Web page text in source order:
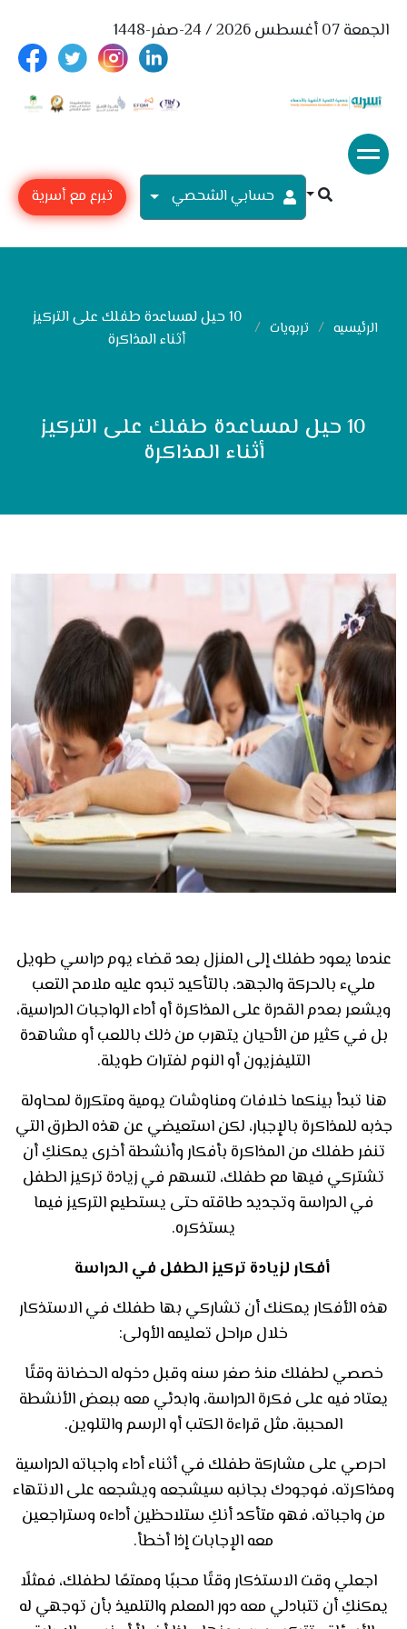
الجمعة 07 أغسطس 2026 / 24-صفر-1448
حسابي الشحصي تبرع مع أسرية
الرئيسيه تربويات
10 حيل لمساعدة طفلك على التركيز
أثناء المذاكرة
10 حيل لمساعدة طفلك على التركيز
أثناء المذاكرة
عندما يعود طفلك إلى المنزل بعد قضاء يوم دراسي طويل
مليء بالحركة والجهد، بالتأكيد تبدو عليه ملامح التعب
ويشعر بعدم القدرة على المذاكرة أو أداء الواجبات الدراسية،
بل في كثير من الأحيان يتهرب من ذلك باللعب أو مشاهدة
التليفزيون أو النوم لفترات طويلة.
هنا تبدأ بينكما خلافات ومناوشات يومية ومتكررة لمحاولة
جذبه للمذاكرة بالإجبار، لكن استعيضي عن هذه الطرق التي
تنفر طفلك من المذاكرة بأفكار وأنشطة أخرى يمكنكِ أن
تشتركي فيها مع طفلك، لتسهم في زيادة تركيز الطفل
في الدراسة وتجديد طاقته حتى يستطيع التركيز فيما
يستذكره.
أفكار لزيادة تركيز الطفل في الدراسة
هذه الأفكار يمكنك أن تشاركي بها طفلك في الاستذكار
خلال مراحل تعليمه الأولى:
خصصي لطفلك منذ صغر سنه وقبل دخوله الحضانة وقتًا
يعتاد فيه على فكرة الدراسة، وابدئي معه ببعض الأنشطة
المحببة، مثل قراءة الكتب أو الرسم والتلوين.
احرصي على مشاركة طفلك في أثناء أداء واجباته الدراسية
ومذاكرته، فوجودك بجانبه سيشجعه ويشجعه على الانتهاء
من واجباته، فهو متأكد أنكِ ستلاحظين أداءه وستراجعين
معه الإجابات إذا أخطأ.
اجعلي وقت الاستذكار وقتًا محببًا وممتعًا لطفلك، فمثلًا
يمكنكِ أن تتبادلي معه دور المعلم والتلميذ بأن توجهي له